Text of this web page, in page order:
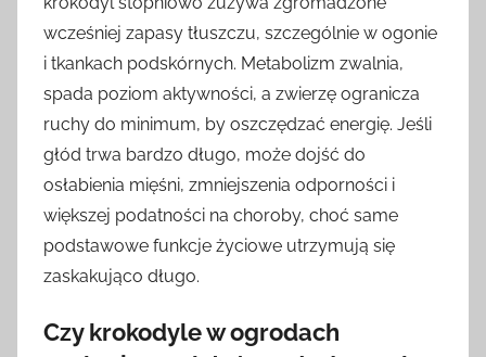
wcześniej zapasy tłuszczu, szczególnie w ogonie
i tkankach podskórnych. Metabolizm zwalnia,
spada poziom aktywności, a zwierzę ogranicza
ruchy do minimum, by oszczędzać energię. Jeśli
głód trwa bardzo długo, może dojść do
osłabienia mięśni, zmniejszenia odporności i
większej podatności na choroby, choć same
podstawowe funkcje życiowe utrzymują się
zaskakująco długo.
Czy krokodyle w ogrodach